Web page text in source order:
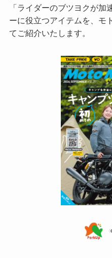
「ライダーのブツヨクが
ーに役立つアイテムを、モ
てご紹介いたします。